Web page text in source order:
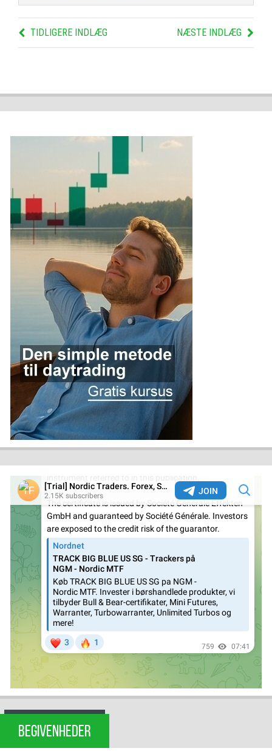
TIDLIGERE INDLÆG NÆSTE INDLÆG
BEGIVENHEDER